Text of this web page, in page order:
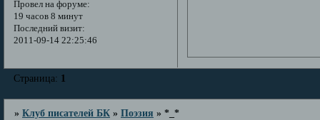
Провел на форуме:
19 часов 8 минут
Последний визит:
2011-09-14 22:25:46
Страница: 1
»Клуб писателей БК »Поэзия »*_*